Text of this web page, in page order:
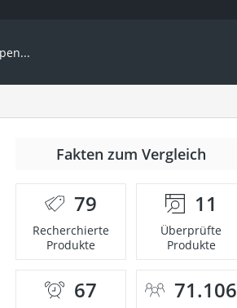
Fakten zum Vergleich
79
Recherchierte
Produkte
11
Überprüfte
Produkte
67 71.106